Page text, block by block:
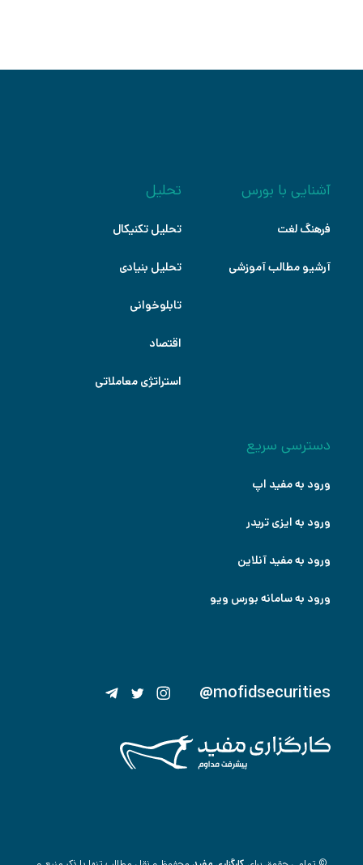
@mofidsecurities
آشنایی با بورس
فرهنگ لغت
آرشیو مطالب آموزشی
تحلیل
تحلیل تکنیکال
تحلیل بنیادی
تابلوخوانی
اقتصاد
استراتژی معاملاتی
دسترسی سریع
ورود به مفید اپ
ورود به ایزی تریدر
ورود به مفید آنلاین
ورود به سامانه بورس ویو